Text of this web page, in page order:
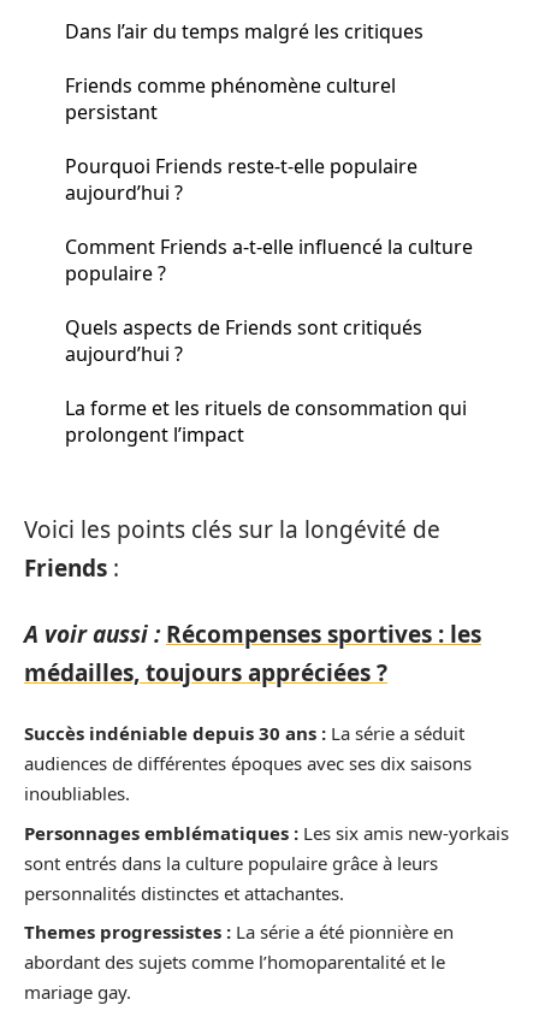
Dans l’air du temps malgré les critiques
Friends comme phénomène culturel
persistant
Pourquoi Friends reste-t-elle populaire
aujourd’hui ?
Comment Friends a-t-elle influencé la culture
populaire ?
Quels aspects de Friends sont critiqués
aujourd’hui ?
La forme et les rituels de consommation qui
prolongent l’impact
Voici les points clés sur la longévité de
Friends :
A voir aussi : Récompenses sportives : les
médailles, toujours appréciées ?
Succès indéniable depuis 30 ans : La série a séduit
audiences de différentes époques avec ses dix saisons
inoubliables.
Personnages emblématiques : Les six amis new-yorkais
sont entrés dans la culture populaire grâce à leurs
personnalités distinctes et attachantes.
Themes progressistes : La série a été pionnière en
abordant des sujets comme l’homoparentalité et le
mariage gay.